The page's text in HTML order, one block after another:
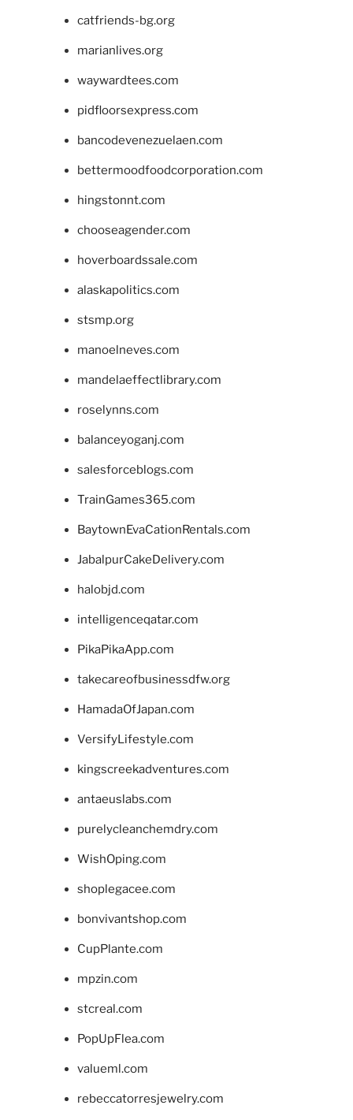
catfriends-bg.org
marianlives.org
waywardtees.com
pidfloorsexpress.com
bancodevenezuelaen.com
bettermoodfoodcorporation.com
hingstonnt.com
chooseagender.com
hoverboardssale.com
alaskapolitics.com
stsmp.org
manoelneves.com
mandelaeffectlibrary.com
roselynns.com
balanceyoganj.com
salesforceblogs.com
TrainGames365.com
BaytownEvaCationRentals.com
JabalpurCakeDelivery.com
halobjd.com
intelligenceqatar.com
PikaPikaApp.com
takecareofbusinessdfw.org
HamadaOfJapan.com
VersifyLifestyle.com
kingscreekadventures.com
antaeuslabs.com
purelycleanchemdry.com
WishOping.com
shoplegacee.com
bonvivantshop.com
CupPlante.com
mpzin.com
stcreal.com
PopUpFlea.com
valueml.com
rebeccatorresjewelry.com